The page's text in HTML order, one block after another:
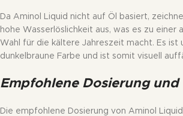
Da Aminol Liquid nicht auf Öl basiert,
hohe Wasserlöslichkeit aus, was es zu einer
Wahl für die kältere Jahreszeit macht. Es ist
dunkelbraune Farbe und ist somit visuell
Empfohlene Dosierung
Die empfohlene Dosierung von Aminol